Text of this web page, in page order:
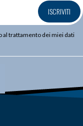
ISCRIVITI
al trattamento dei miei dati